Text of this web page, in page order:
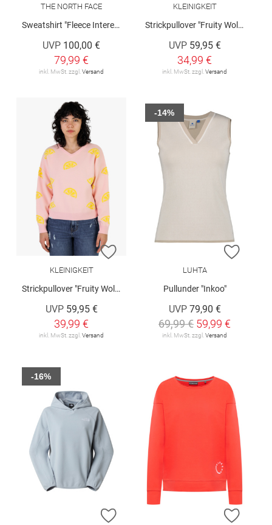
THE NORTH FACE
Sweatshirt "Fleece Interest"
UVP 100,00 €
79,99 €
inkl. MwSt. zzgl.Versand
KLEINIGKEIT
Strickpullover "Fruity Wollma"
UVP 59,95 €
34,99 €
inkl. MwSt. zzgl.Versand
ZUR WUNSCHLISTE HINZUFÜGEN
KLEINIGKEIT
Strickpullover "Fruity Wollma"
UVP 59,95 €
39,99 €
inkl. MwSt. zzgl. Versand
ZUR
LUHTA
Pullunder "Inkoo"
UVP 79,90 €
69,99 € 59,99 €
inkl. MwSt. zzgl. Versand
-14%
ZUR WUNSCHLISTE HINZUFÜGEN
-16%
ZUR